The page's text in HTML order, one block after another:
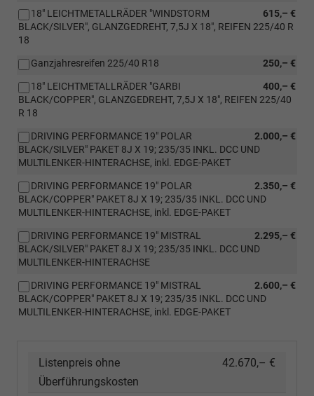
615,– €
18" LEICHTMETALLRÄDER "WINDSTORM
BLACK/SILVER", GLANZGEDREHT, 7,5J X 18", REIFEN 225/40 R
18
250,– €
Ganzjahresreifen 225/40 R18
400,– €
18" LEICHTMETALLRÄDER "GARBI
BLACK/COPPER", GLANZGEDREHT, 7,5J X 18", REIFEN 225/40
R 18
2.000,– €
DRIVING PERFORMANCE 19" POLAR
BLACK/SILVER" PAKET 8J X 19; 235/35 INKL. DCC UND
MULTILENKER-HINTERACHSE, inkl. EDGE-PAKET
2.350,– €
DRIVING PERFORMANCE 19" POLAR
BLACK/COPPER" PAKET 8J X 19; 235/35 INKL. DCC UND
MULTILENKER-HINTERACHSE, inkl. EDGE-PAKET
2.295,– €
DRIVING PERFORMANCE 19" MISTRAL
BLACK/SILVER" PAKET 8J X 19; 235/35 INKL. DCC UND
MULTILENKER-HINTERACHSE
2.600,– €
DRIVING PERFORMANCE 19" MISTRAL
BLACK/COPPER" PAKET 8J X 19; 235/35 INKL. DCC UND
MULTILENKER-HINTERACHSE, inkl. EDGE-PAKET
Listenpreis ohne
Überführungskosten
42.670,– €